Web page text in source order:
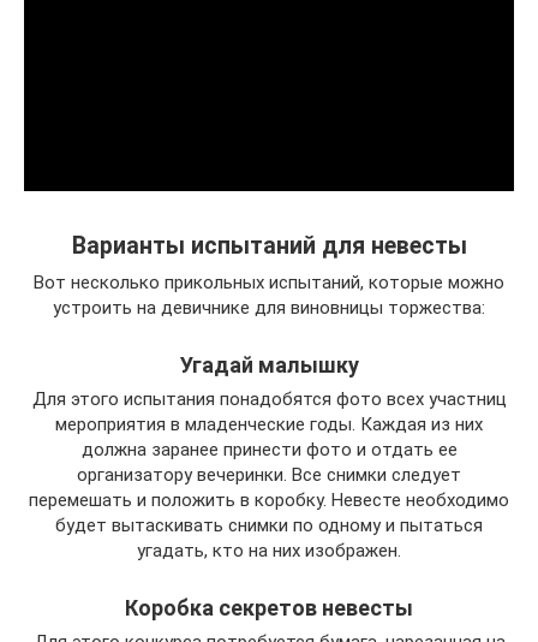
Варианты испытаний для невесты
Вот несколько прикольных испытаний, которые можно
устроить на девичнике для виновницы торжества:
Угадай малышку
Для этого испытания понадобятся фото всех участниц
мероприятия в младенческие годы. Каждая из них
должна заранее принести фото и отдать ее
организатору вечеринки. Все снимки следует
перемешать и положить в коробку. Невесте необходимо
будет вытаскивать снимки по одному и пытаться
угадать, кто на них изображен.
Коробка секретов невесты